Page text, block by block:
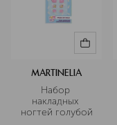
MARTINELIA
Набор
накладных
ногтей голубой